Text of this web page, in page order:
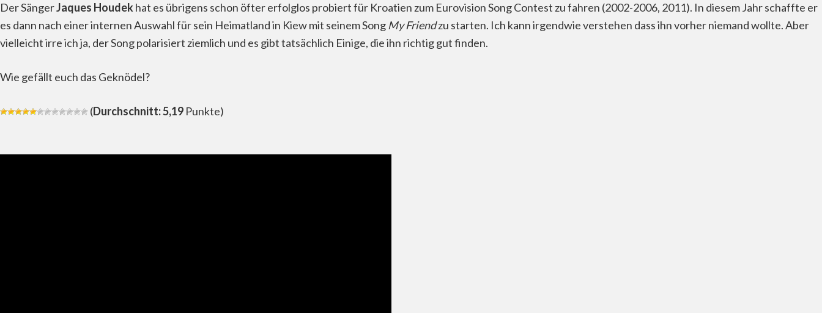
Der SängerJaques Houdekhat es übrigens schon öfter erfolglos probiert für Kroatien zum Eurovision Song Contest zu fahren (2002-2006, 2011). In diesem Jahr schaffte er
es dann nach einer internen Auswahl für sein Heimatland in Kiew mit seinem Song My Friendzu starten. Ich kann irgendwie verstehen dass ihn vorher niemand wollte. Aber
vielleicht irre ich ja, der Song polarisiert ziemlich und es gibt tatsächlich Einige, die ihn richtig gut finden.
Wie gefällt euch das Geknödel?
(Durchschnitt: 5,19 Punkte)